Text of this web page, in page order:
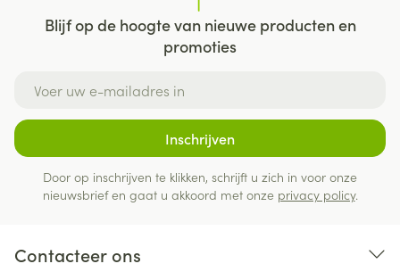
Blijf op de hoogte van nieuwe producten en
promoties
Inschrijven
Door op inschrijven te klikken, schrijft u zich in voor onze
nieuwsbrief en gaat u akkoord met onze privacy policy.
Contacteer ons